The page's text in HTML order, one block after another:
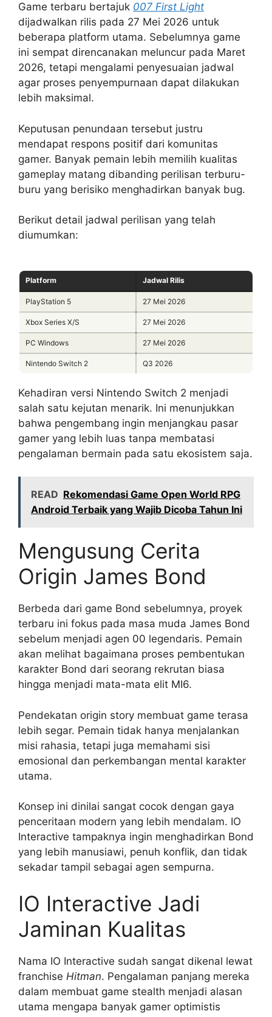
Game terbaru bertajuk 007 First Light
dijadwalkan rilis pada 27 Mei 2026 untuk
beberapa platform utama. Sebelumnya game
ini sempat direncanakan meluncur pada Maret
2026, tetapi mengalami penyesuaian jadwal
agar proses penyempurnaan dapat dilakukan
lebih maksimal.
Keputusan penundaan tersebut justru
mendapat respons positif dari komunitas
gamer. Banyak pemain lebih memilih kualitas
gameplay matang dibanding perilisan terburu-
buru yang berisiko menghadirkan banyak bug.
Berikut detail jadwal perilisan yang telah
diumumkan:
Platform Jadwal Rilis
PlayStation 5 27 Mei 2026
Xbox Series X/S 27 Mei 2026
PC Windows 27 Mei 2026
Nintendo Switch 2 Q3 2026
Kehadiran versi Nintendo Switch 2 menjadi
salah satu kejutan menarik. Ini menunjukkan
bahwa pengembang ingin menjangkau pasar
gamer yang lebih luas tanpa membatasi
pengalaman bermain pada satu ekosistem saja.
READ Rekomendasi Game Open World RPG
Android Terbaik yang Wajib Dicoba Tahun Ini
Mengusung Cerita
Origin James Bond
Berbeda dari game Bond sebelumnya, proyek
terbaru ini fokus pada masa muda James Bond
sebelum menjadi agen 00 legendaris. Pemain
akan melihat bagaimana proses pembentukan
karakter Bond dari seorang rekrutan biasa
hingga menjadi mata-mata elit MI6.
Pendekatan origin story membuat game terasa
lebih segar. Pemain tidak hanya menjalankan
misi rahasia, tetapi juga memahami sisi
emosional dan perkembangan mental karakter
utama.
Konsep ini dinilai sangat cocok dengan gaya
penceritaan modern yang lebih mendalam. IO
Interactive tampaknya ingin menghadirkan Bond
yang lebih manusiawi, penuh konflik, dan tidak
sekadar tampil sebagai agen sempurna.
IO Interactive Jadi
Jaminan Kualitas
Nama IO Interactive sudah sangat dikenal lewat
franchise Hitman. Pengalaman panjang mereka
dalam membuat game stealth menjadi alasan
utama mengapa banyak gamer optimistis